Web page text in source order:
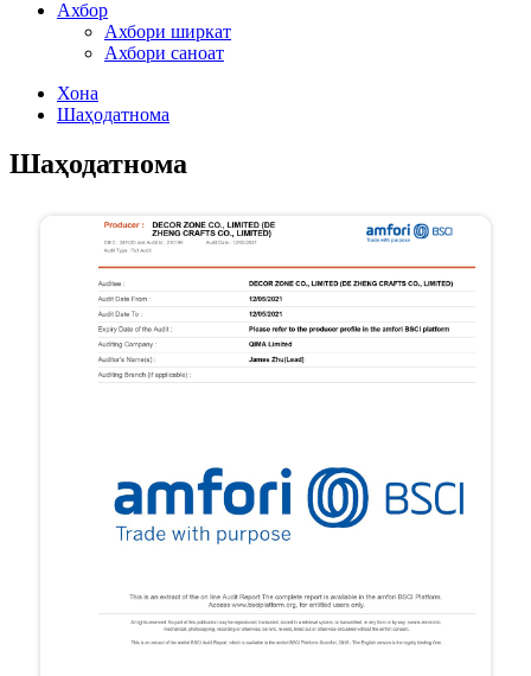
Ахбор
Ахбори ширкат
Ахбори саноат
Хона
Шаҳодатнома
Шаҳодатнома